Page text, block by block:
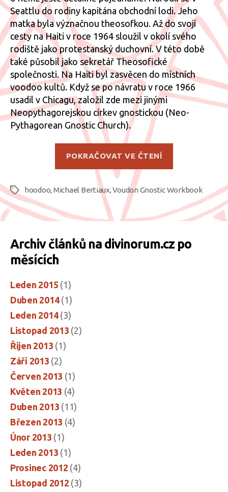
Seattlu do rodiny kapitána obchodní lodi. Jeho
matka byla význačnou theosofkou. Až do svojí
cesty na Haiti v roce 1964 sloužil v okolí svého
rodiště jako protestanský duchovní. V této době
také působil jako sekretář Theosofické
společnosti. Na Haiti byl zasvěcen do místních
voodoo kultů. Když se po návratu v roce 1966
usadil v Chicagu, založil zde mezi jinými
Neopythagorejskou církev gnostickou (Neo-
Pythagorean Gnostic Church).
POKRAČOVAT VE ČTENÍ
Gnostic
Voudon“
Štítkyhoodoo, Michael Bertiaux,Voudon Gnostic Workbook
Archiv článků na divinorum.cz po
měsících
Leden 2015 (1)
Duben 2014(1)
Leden 2014(3)
Listopad 2013 (2)
Říjen 2013 (1)
Září 2013 (2)
Červen 2013 (1)
Květen 2013 (4)
Duben 2013 (11)
Březen 2013 (4)
Únor 2013 (1)
Leden 2013 (1)
Prosinec 2012 (4)
Listopad 2012 (3)